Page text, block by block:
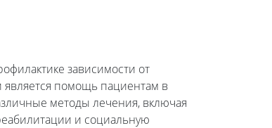
зависимости от
является помощь пациентам в
методы лечения, включая
и социальную